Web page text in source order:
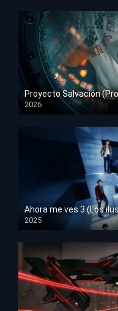
Proyecto Salvación
2026
HD 1080p
Ahora me ves 3 (Los
2025
HD 1080p